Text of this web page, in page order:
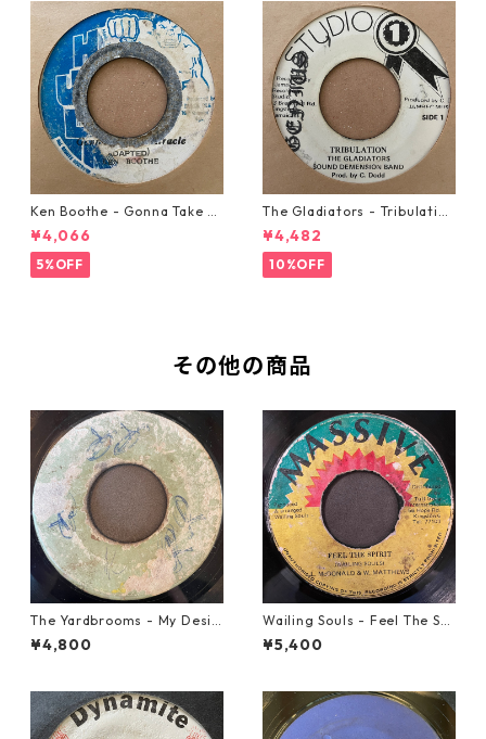
Ken Boothe - Gonna Take A
Miracle【7-21362】
¥4,066
5%OFF
The Gladiators - Tribulation
【7-21365】
¥4,482
10%OFF
その他の商品
The Yardbrooms - My Desir
e【7-21922】
¥4,800
Wailing Souls - Feel The Spi
rit【7-21955】
¥5,400